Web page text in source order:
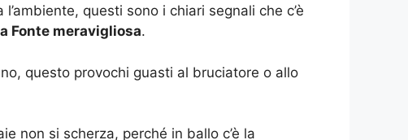
questi sono i chiari segnali che c’è
Fonte meravigliosa.
questo provochi guasti al bruciatore o allo
non si scherza, perché in ballo c’è la